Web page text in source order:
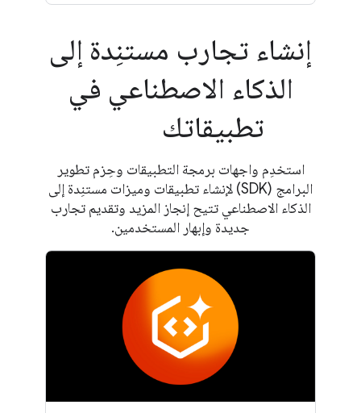
إنشاء تجارب مستنِدة إلى
الذكاء الاصطناعي في
تطبيقاتك
استخدِم واجهات برمجة التطبيقات وحِزم تطوير
البرامج (SDK) لإنشاء تطبيقات وميزات مستنِدة إلى
الذكاء الاصطناعي تتيح إنجاز المزيد وتقديم تجارب
جديدة وإبهار المستخدمين.